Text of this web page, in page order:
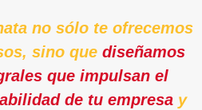
no sólo te ofrecemos
sino que diseñamos
que impulsan el
de tu empresa y